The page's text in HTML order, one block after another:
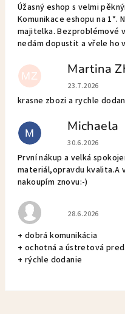
Úžasný eshop s velmi
Komunikace eshopu na 1*.
majitelka. Bezproblémové
nedám dopustit a vřele ho
MZ Martina
Hodnotenie
23.7.2026
krasne zbozi a rychle
M Michaela
Hodnotenie
30.6.2026
První nákup a velká
materiál,opravdu kvalita.A
nakoupím znovu:-)
Hodnotenie
28.6.2026
+ dobrá komunikácia
+ ochotná a ústretová
+ rýchle dodanie